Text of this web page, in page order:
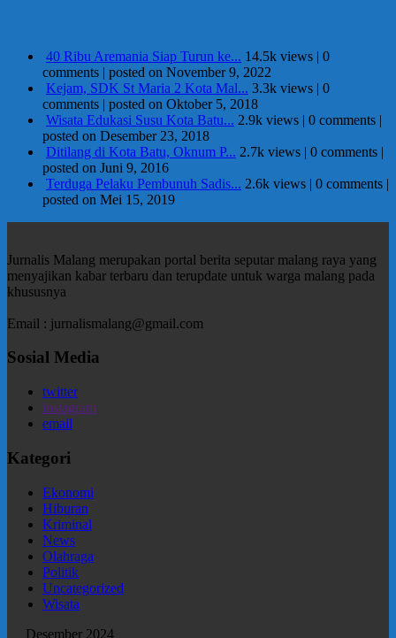
40 Ribu Aremania Siap Turun ke... 14.5k views | 0
comments | posted on November 9, 2022
Kejam, SDK St Maria 2 Kota Mal... 3.3k views | 0
comments | posted on Oktober 5, 2018
Wisata Edukasi Susu Kota Batu... 2.9k views | 0 comments |
posted on Desember 23, 2018
Ditilang di Kota Batu, Oknum P... 2.7k views | 0 comments |
posted on Juni 9, 2016
Terduga Pelaku Pembunuh Sadis... 2.6k views | 0 comments |
posted on Mei 15, 2019
Jurnalis Malang merupakan portal berita seputar malang raya yang
menyajikan kabar terbaru dan terupdate untuk warga malang pada
khususnya
Email : jurnalismalang@gmail.com
Sosial Media
twitter
instagram
email
Kategori
Ekonomi
Hiburan
Kriminal
News
Olahraga
Politik
Uncategorized
Wisata
Desember 2024